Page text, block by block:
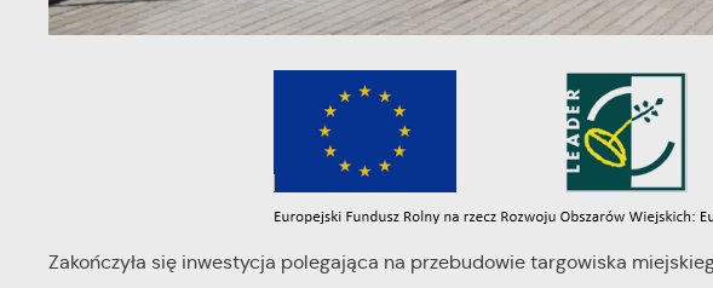
Zakończyła się inwestycja polegająca na przebudowie targowiska